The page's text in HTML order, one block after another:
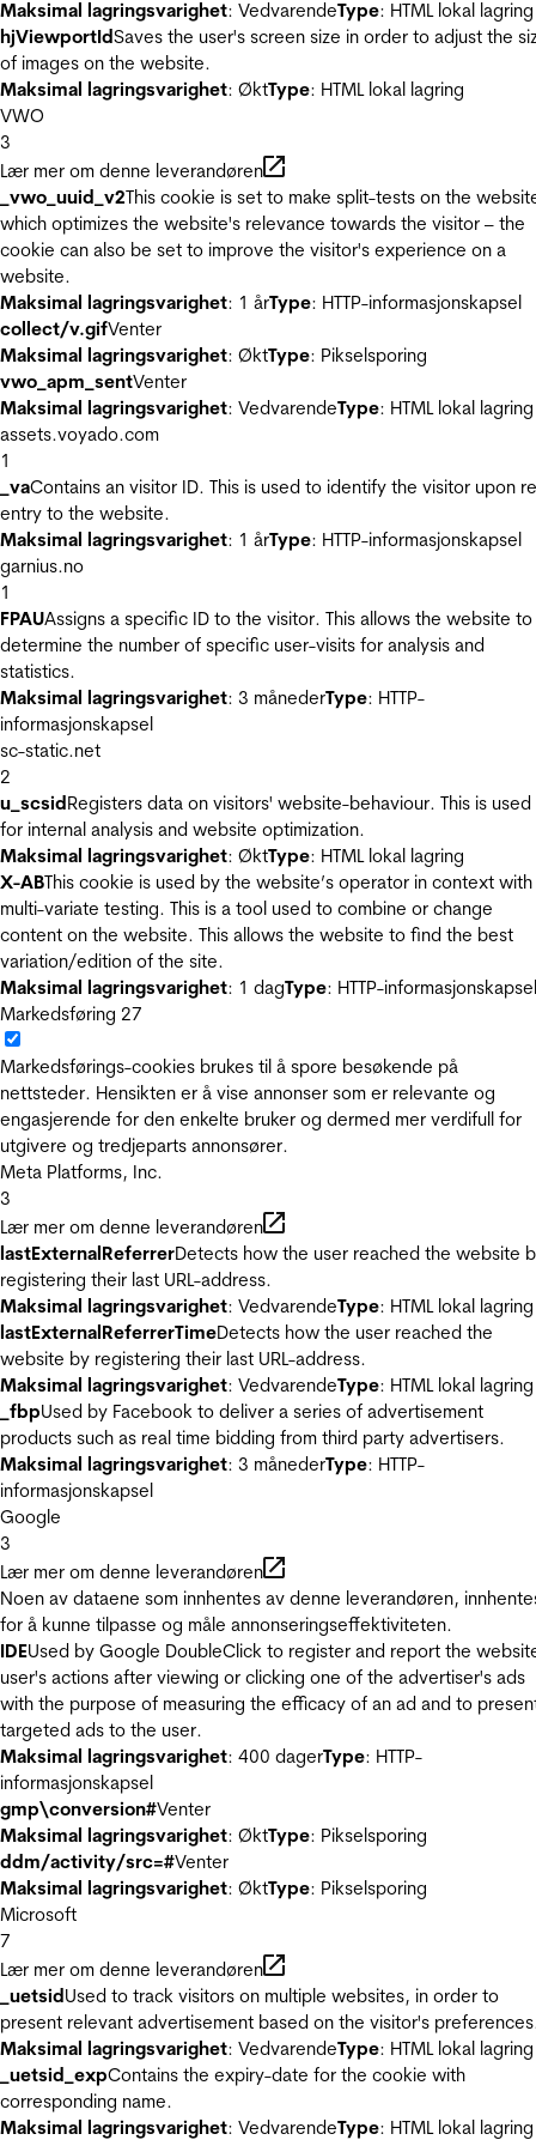
Maksimal lagringsvarighet: VedvarendeType: HTML lokal lagring
hjViewportIdSaves the user's screen size in order to adjust the
of images on the website.
Maksimal lagringsvarighet: ØktType: HTML lokal lagring
VWO
3
Lær mer om denne leverandøren
_vwo_uuid_v2This cookie is set to make split-tests on the
which optimizes the website's relevance towards the visitor – the
cookie can also be set to improve the visitor's experience on a
website.
Maksimal lagringsvarighet: 1 årType: HTTP-informasjonskapsel
collect/v.gifVenter
Maksimal lagringsvarighet: ØktType: Pikselsporing
vwo_apm_sentVenter
Maksimal lagringsvarighet: VedvarendeType: HTML lokal lagring
assets.voyado.com
1
_vaContains an visitor ID. This is used to identify the visitor upon
entry to the website.
Maksimal lagringsvarighet: 1 årType: HTTP-informasjonskapsel
garnius.no
1
FPAUAssigns a specific ID to the visitor. This allows the website to
determine the number of specific user-visits for analysis and
statistics.
Maksimal lagringsvarighet: 3 månederType: HTTP-
informasjonskapsel
sc-static.net
2
u_scsidRegisters data on visitors' website-behaviour. This is used
for internal analysis and website optimization.
Maksimal lagringsvarighet: ØktType: HTML lokal lagring
X-ABThis cookie is used by the website’s operator in context with
multi-variate testing. This is a tool used to combine or change
content on the website. This allows the website to find the best
variation/edition of the site.
Maksimal lagringsvarighet: 1 dagType: HTTP-informasjonskapsel
Markedsføring 27
Markedsførings-cookies brukes til å spore besøkende på
nettsteder. Hensikten er å vise annonser som er relevante og
engasjerende for den enkelte bruker og dermed mer verdifull for
utgivere og tredjeparts annonsører.
Meta Platforms, Inc.
3
Lær mer om denne leverandøren
lastExternalReferrerDetects how the user reached the website
registering their last URL-address.
Maksimal lagringsvarighet: VedvarendeType: HTML lokal lagring
lastExternalReferrerTimeDetects how the user reached the
website by registering their last URL-address.
Maksimal lagringsvarighet: VedvarendeType: HTML lokal lagring
_fbpUsed by Facebook to deliver a series of advertisement
products such as real time bidding from third party advertisers.
Maksimal lagringsvarighet: 3 månederType: HTTP-
informasjonskapsel
Google
3
Lær mer om denne leverandøren
Noen av dataene som innhentes av denne leverandøren,
for å kunne tilpasse og måle annonseringseffektiviteten.
IDEUsed by Google DoubleClick to register and report the
user's actions after viewing or clicking one of the advertiser's ads
with the purpose of measuring the efficacy of an ad and to
targeted ads to the user.
Maksimal lagringsvarighet: 400 dagerType: HTTP-
informasjonskapsel
gmp\conversion#Venter
Maksimal lagringsvarighet: ØktType: Pikselsporing
ddm/activity/src=#Venter
Maksimal lagringsvarighet: ØktType: Pikselsporing
Microsoft
7
Lær mer om denne leverandøren
_uetsidUsed to track visitors on multiple websites, in order to
present relevant advertisement based on the visitor's
Maksimal lagringsvarighet: VedvarendeType: HTML lokal lagring
_uetsid_expContains the expiry-date for the cookie with
corresponding name.
Maksimal lagringsvarighet: VedvarendeType: HTML lokal lagring